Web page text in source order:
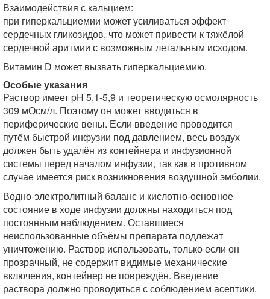
Взаимодействия с кальцием:
при гиперкальциемии может усиливаться эффект
сердечных гликозидов, что может привести к тяжёлой
сердечной аритмии с возможным летальным исходом.
Витамин D может вызвать гиперкальциемию.
Особые указания
Раствор имеет pH 5,1-5,9 и теоретическую осмолярность
309 мОсм/л. Поэтому он может вводиться в
периферические вены. Если введение проводится
путём быстрой инфузии под давлением, весь воздух
должен быть удалён из контейнера и инфузионной
системы перед началом инфузии, так как в противном
случае имеется риск возникновения воздушной эмболии.
Водно-электролитный баланс и кислотно-основное
состояние в ходе инфузии должны находиться под
постоянным наблюдением. Оставшиеся
неиспользованные объёмы препарата подлежат
уничтожению. Раствор использовать, только если он
прозрачный, не содержит видимые механические
включения, контейнер не повреждён. Введение
раствора должно проводиться с соблюдением асептики.